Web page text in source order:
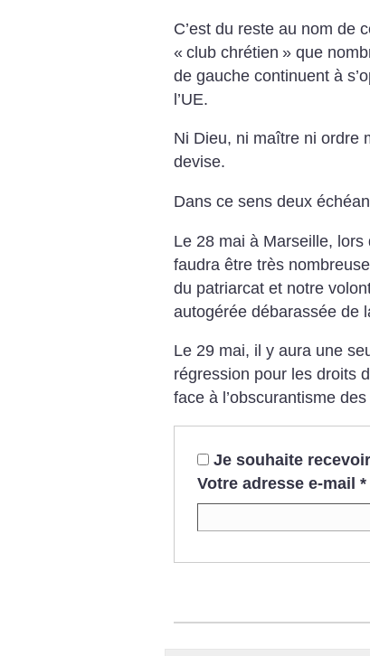
C’est du reste au nom de
« club chrétien » que
de gauche continuent à
l’UE.
Ni Dieu, ni maître ni ordre
devise.
Dans ce sens deux
Le 28 mai à Marseille,
faudra être très
du patriarcat et notre
autogérée débarassée de
Le 29 mai, il y aura une
régression pour les droits
face à l’obscurantisme
Je souhaite
Votre adresse e-mail *